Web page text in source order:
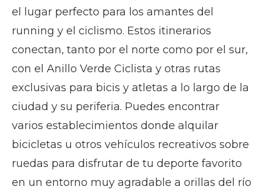
el lugar perfecto para los amantes del
running y el ciclismo. Estos itinerarios
conectan, tanto por el norte como por el sur,
con el Anillo Verde Ciclista y otras rutas
exclusivas para bicis y atletas a lo largo de la
ciudad y su periferia. Puedes encontrar
varios establecimientos donde alquilar
bicicletas u otros vehículos recreativos sobre
ruedas para disfrutar de tu deporte favorito
en un entorno muy agradable a orillas del río